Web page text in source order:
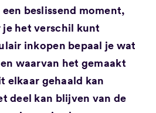
beslissend moment,
het verschil kunt
inkopen bepaal je wat
waarvan het gemaakt
elkaar gehaald kan
deel kan blijven van de